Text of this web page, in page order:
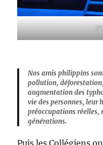
Nos amis philippins
pollution,
augmentation des
vie des personnes, leur
préoccupations réelles,
générations.